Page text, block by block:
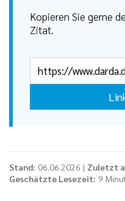
Kopieren Sie gerne
Zitat.
Stand: 06.06.2026 | Zuletzt
Geschätzte Lesezeit: 9